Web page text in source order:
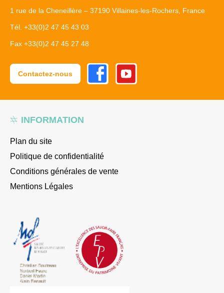
INFORMATION
Plan du site
Politique de confidentialité
Conditions générales de vente
Mentions Légales
1 rue de la Cheneillère – 37190 Villaines-les-Rochers, France
Tél. +33(0)2 47 45 43 03
Fax +33(0)2 47 45 27 48
Contactez-nous
FacebookYoutube